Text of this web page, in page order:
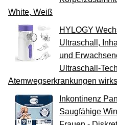
White, Weiß
HYLOGY
Ultraschall,
und
Ultraschall-
Atemwegserkrankungen
Inkontinenz
Saugfähige